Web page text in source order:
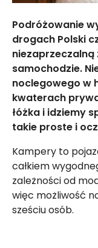
Podróżowanie
drogach Polski
niezaprzeczalną
samochodzie.
noclegowego w
kwaterach
łóżka i idziemy
takie proste i
Kampery to
całkiem
zależności od
więc możliwość
sześciu osób.